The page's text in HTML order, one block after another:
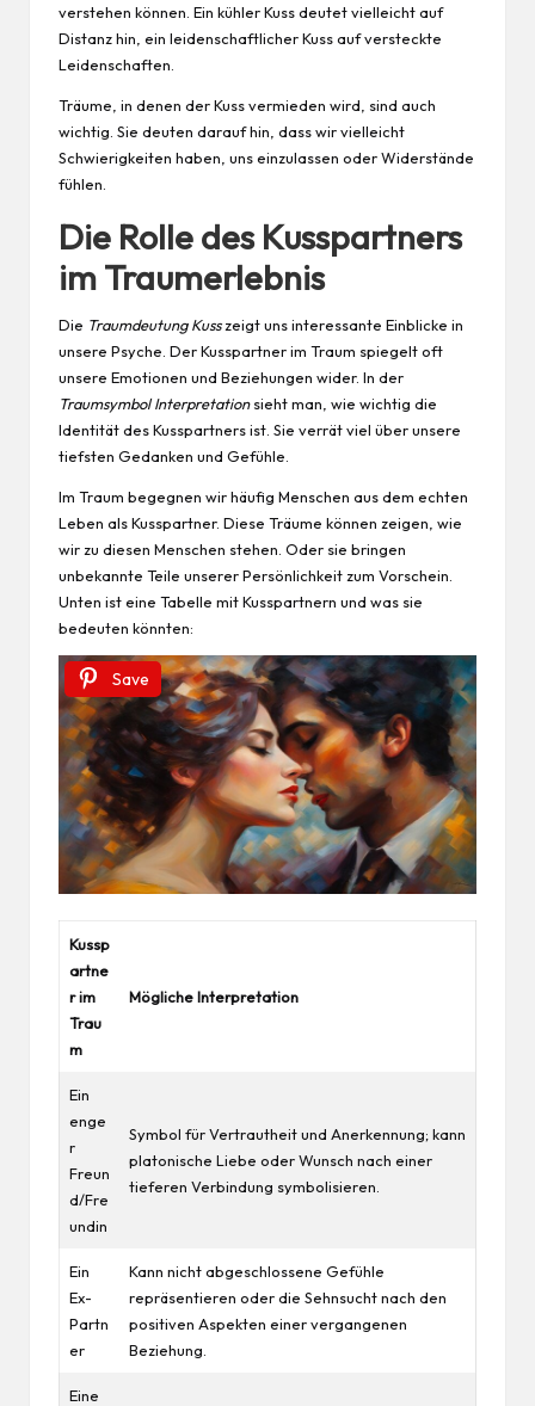
verstehen können. Ein kühler Kuss deutet vielleicht auf
Distanz hin, ein leidenschaftlicher Kuss auf versteckte
Leidenschaften.
Träume, in denen der Kuss vermieden wird, sind auch
wichtig. Sie deuten darauf hin, dass wir vielleicht
Schwierigkeiten haben, uns einzulassen oder Widerstände
fühlen.
Die Rolle des Kusspartners
im Traumerlebnis
Die Traumdeutung Kusszeigt uns interessante Einblicke in
unsere Psyche. Der Kusspartner im Traum spiegelt oft
unsere Emotionen und Beziehungen wider. In der
Traumsymbol Interpretationsieht man, wie wichtig die
Identität des Kusspartners ist. Sie verrät viel über unsere
tiefsten Gedanken und Gefühle.
Im Traum begegnen wir häufig Menschen aus dem echten
Leben als Kusspartner. Diese Träume können zeigen, wie
wir zu diesen Menschen stehen. Oder sie bringen
unbekannte Teile unserer Persönlichkeit zum Vorschein.
Unten ist eine Tabelle mit Kusspartnern und was sie
bedeuten könnten:
Save
Kussp
artne
r im
Trau
m
Mögliche Interpretation
Ein
enge
r
Freun
d/Fre
undin
Symbol für Vertrautheit und Anerkennung; kann
platonische Liebe oder Wunsch nach einer
tieferen Verbindung symbolisieren.
Ein
Ex-
Partn
er
Kann nicht abgeschlossene Gefühle
repräsentieren oder die Sehnsucht nach den
positiven Aspekten einer vergangenen
Beziehung.
Eine